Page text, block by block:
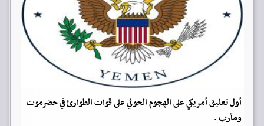
أول تعليق أمريكي على الهجوم الحوثي على قوات الطوارئ في حضرموت
ومأرب .